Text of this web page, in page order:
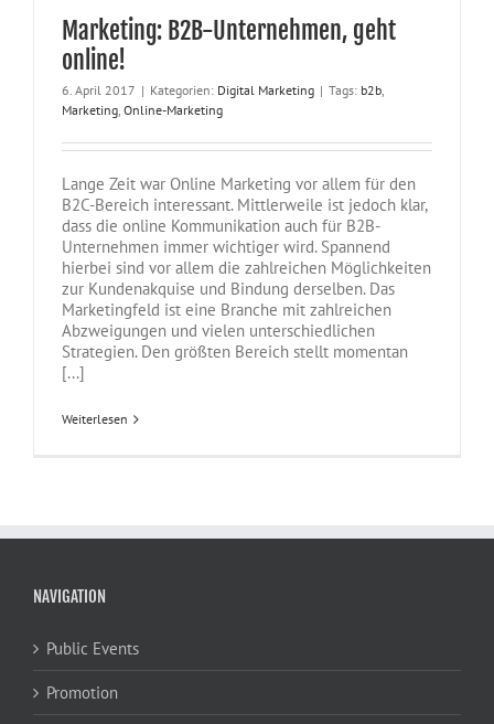
Marketing: B2B-Unternehmen, geht
online!
6. April 2017 | Kategorien: Digital Marketing | Tags: b2b,
Marketing, Online-Marketing
Lange Zeit war Online Marketing vor allem für den
B2C-Bereich interessant. Mittlerweile ist jedoch klar,
dass die online Kommunikation auch für B2B-
Unternehmen immer wichtiger wird. Spannend
hierbei sind vor allem die zahlreichen Möglichkeiten
zur Kundenakquise und Bindung derselben. Das
Marketingfeld ist eine Branche mit zahlreichen
Abzweigungen und vielen unterschiedlichen
Strategien. Den größten Bereich stellt momentan
[...]
Weiterlesen
NAVIGATION
Public Events
Promotion